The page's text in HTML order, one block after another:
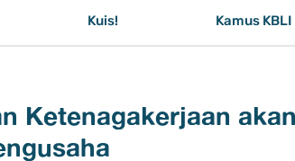
Kuis! Kamus KBLI
Ketenagakerjaan